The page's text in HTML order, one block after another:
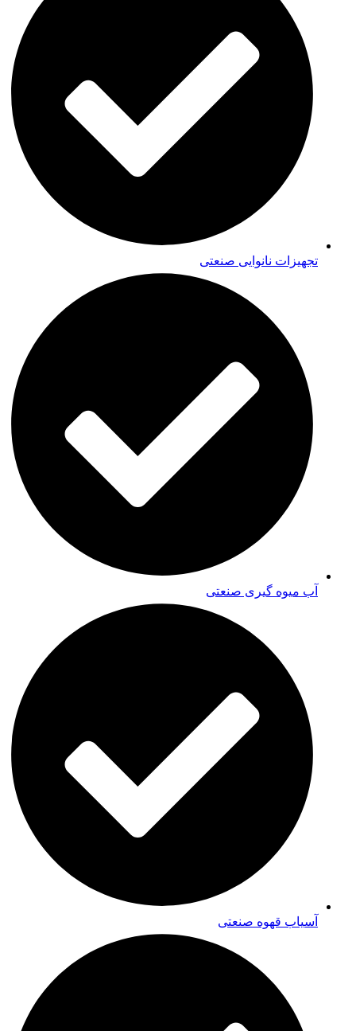
تجهیزات نانوایی صنعتی
آب میوه گیری صنعتی
آسیاب قهوه صنعتی